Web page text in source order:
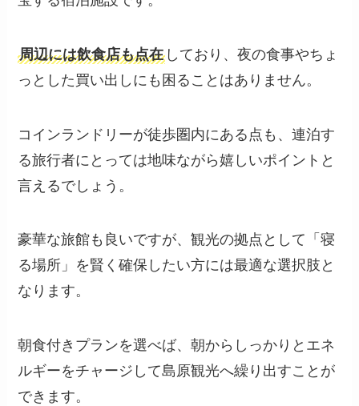
周辺には飲食店も点在 しており、夜の食事やちょ
っとした買い出しにも困ることはありません。
コインランドリーが徒歩圏内にある点も、連泊す
る旅行者にとっては地味ながら嬉しいポイントと
言えるでしょう。
豪華な旅館も良いですが、観光の拠点として「寝
る場所」を賢く確保したい方には最適な選択肢と
なります。
朝食付きプランを選べば、朝からしっかりとエネ
ルギーをチャージして島原観光へ繰り出すことが
できます。